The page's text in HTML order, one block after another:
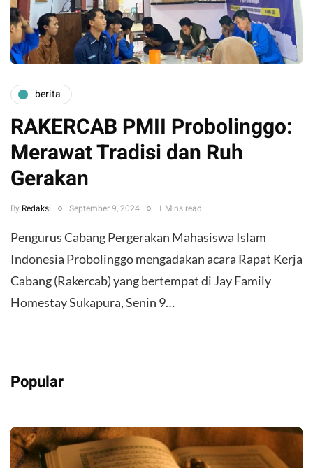
berita
RAKERCAB PMII Probolinggo:
Merawat Tradisi dan Ruh
Gerakan
By Redaksi September 9, 2024 1 Mins read
Pengurus Cabang Pergerakan Mahasiswa Islam
Indonesia Probolinggo mengadakan acara Rapat Kerja
Cabang (Rakercab) yang bertempat di Jay Family
Homestay Sukapura, Senin 9…
Popular